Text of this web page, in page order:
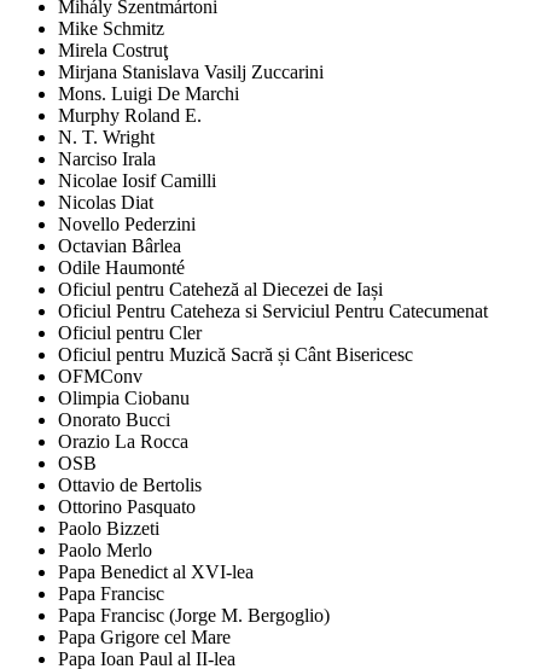
Mihály Szentmártoni
Mike Schmitz
Mirela Costruţ
Mirjana Stanislava Vasilj Zuccarini
Mons. Luigi De Marchi
Murphy Roland E.
N. T. Wright
Narciso Irala
Nicolae Iosif Camilli
Nicolas Diat
Novello Pederzini
Octavian Bârlea
Odile Haumonté
Oficiul pentru Cateheză al Diecezei de Iași
Oficiul Pentru Cateheza si Serviciul Pentru Catecumenat
Oficiul pentru Cler
Oficiul pentru Muzică Sacră și Cânt Bisericesc
OFMConv
Olimpia Ciobanu
Onorato Bucci
Orazio La Rocca
OSB
Ottavio de Bertolis
Ottorino Pasquato
Paolo Bizzeti
Paolo Merlo
Papa Benedict al XVI-lea
Papa Francisc
Papa Francisc (Jorge M. Bergoglio)
Papa Grigore cel Mare
Papa Ioan Paul al II-lea